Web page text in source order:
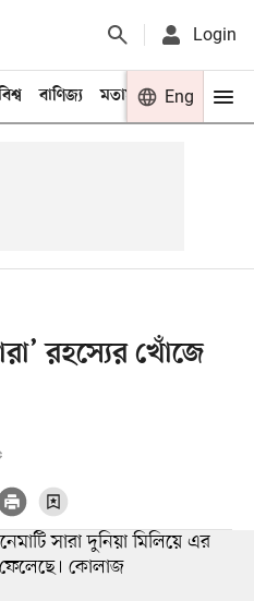
Login
বাণিজ্য মতামত খেলা
Eng
রহস্যের খোঁজে